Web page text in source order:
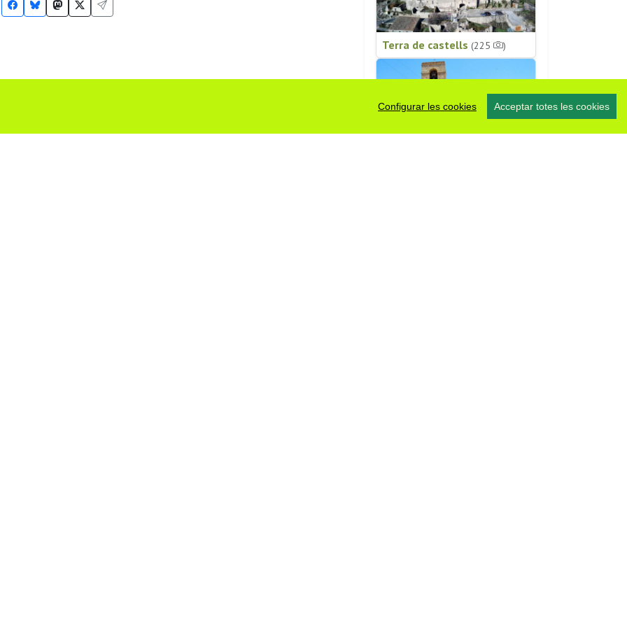
Configurar les cookies Acceptar totes les cookies
Terra de castells (225 )